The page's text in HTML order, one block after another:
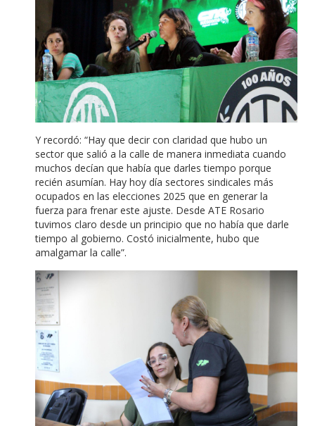
Y recordó: “Hay que decir con claridad que hubo un
sector que salió a la calle de manera inmediata cuando
muchos decían que había que darles tiempo porque
recién asumían. Hay hoy día sectores sindicales más
ocupados en las elecciones 2025 que en generar la
fuerza para frenar este ajuste. Desde ATE Rosario
tuvimos claro desde un principio que no había que darle
tiempo al gobierno. Costó inicialmente, hubo que
amalgamar la calle”.